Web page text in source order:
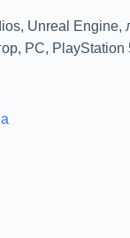
Unreal Engine,
PC,